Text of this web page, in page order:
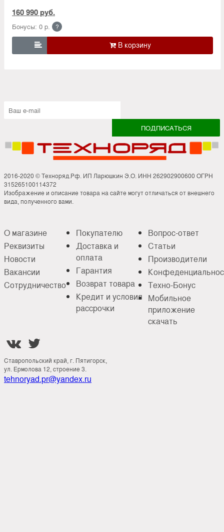
160 990 руб.
Бонусы: 0 р. ?

2016-2020 © Техноряд.Рф. ИП Ларюшкин Э.О. ИНН 262902900600 ОГРН
315265100114372
Изображение и описание товара на сайте могут отличаться от внешнего
вида, полученного вами.
О магазине
Реквизиты
Новости
Вакансии
Сотрудничество
Покупателю
Доставка и
оплата
Гарантия
Возврат товара
Кредит и условия
рассрочки
Вопрос-ответ
Статьи
Производители
Техно-Бонус
Мобильное
приложение
скачать
 
Ставропольский край, г. Пятигорск,
ул. Ермолова 12, строение 3.
tehnoryad.pr@yandex.ru